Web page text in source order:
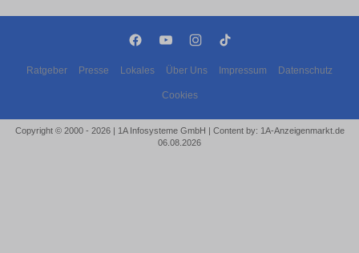
Ratgeber Presse Lokales Über Uns Impressum Datenschutz
Cookies
Copyright © 2000 - 2026 | 1A Infosysteme GmbH | Content by: 1A-Anzeigenmarkt.de
06.08.2026